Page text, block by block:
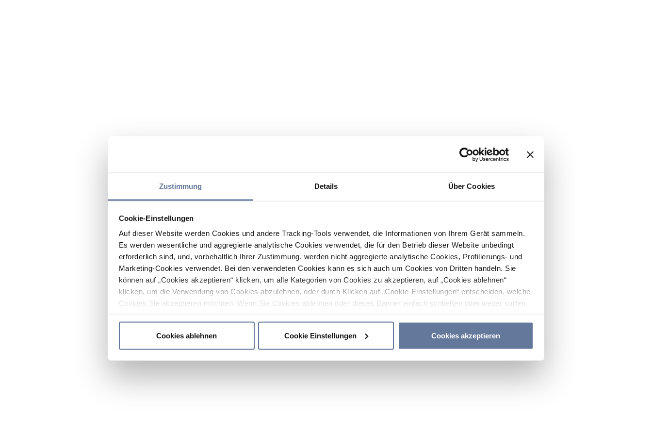
Zustimmung Details Über Cookies
Cookie-Einstellungen
Auf dieser Website werden Cookies und andere Tracking-Tools verwendet, die Informationen von Ihrem Gerät sammeln.
Es werden wesentliche und aggregierte analytische Cookies verwendet, die für den Betrieb dieser Website unbedingt
erforderlich sind, und, vorbehaltlich Ihrer Zustimmung, werden nicht aggregierte analytische Cookies, Profilierungs- und
Marketing-Cookies verwendet. Bei den verwendeten Cookies kann es sich auch um Cookies von Dritten handeln. Sie
können auf „Cookies akzeptieren“ klicken, um alle Kategorien von Cookies zu akzeptieren, auf „Cookies ablehnen“
klicken, um die Verwendung von Cookies abzulehnen, oder durch Klicken auf „Cookie-Einstellungen“ entscheiden, welche
Cookies Sie akzeptieren möchten. Wenn Sie Cookies ablehnen oder dieses Banner einfach schließen oder weiter surfen,
Cookies ablehnen
Cookie Einstellungen Cookies akzeptieren